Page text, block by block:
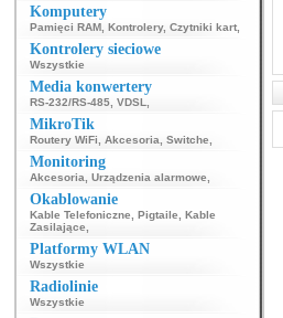
Komputery
Pamięci RAM Kontrolery, Czytniki kart
Kontrolery sieciowe
Wszystkie
Media konwertery
RS-232/RS-485 VDSL
MikroTik
Routery WiFi Akcesoria Switche
Monitoring
Akcesoria Urządzenia alarmowe
Okablowanie
Kable Telefoniczne Pigtaile
Kable
Zasilające
Platformy WLAN
Wszystkie
Radiolinie
Wszystkie